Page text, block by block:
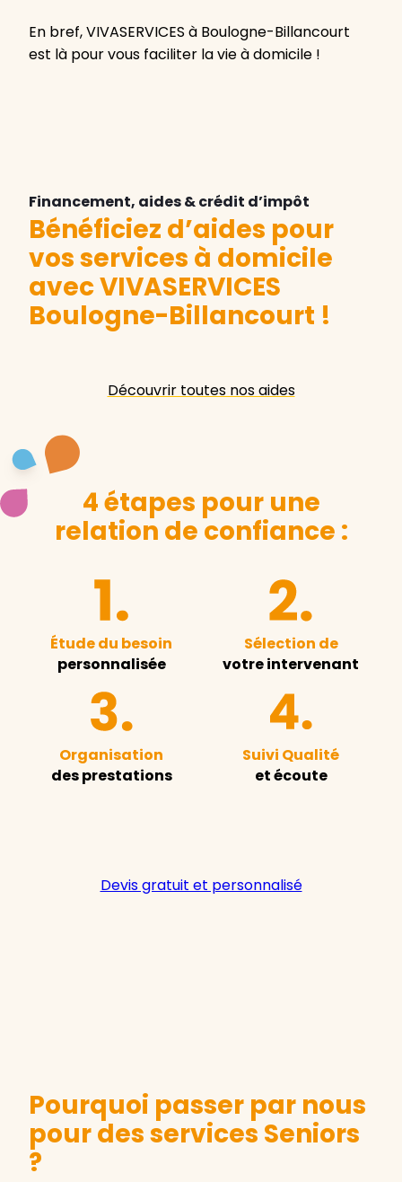
En bref, VIVASERVICES à Boulogne-Billancourt
est là pour vous faciliter la vie à domicile !
Financement, aides & crédit d’impôt
Bénéficiez d’aides pour
vos services à domicile
avec VIVASERVICES
Boulogne-Billancourt !
Découvrir toutes nos aides
4 étapes pour une
relation de confiance :
Étude du besoin
personnalisée
Sélection de
votre intervenant
Organisation
des prestations
Suivi Qualité
et écoute
Devis gratuit et personnalisé
Pourquoi passer par nous
pour des services Seniors
?